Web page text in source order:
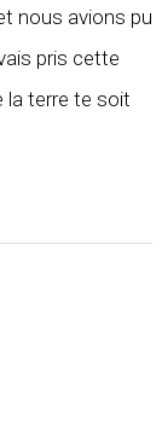
nous avions pu
pris cette
la terre te soit